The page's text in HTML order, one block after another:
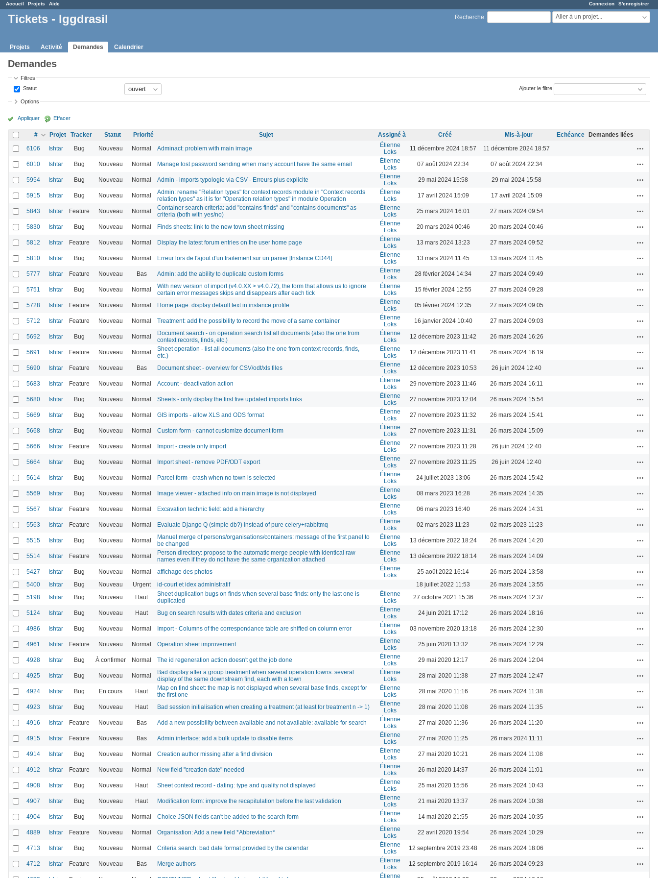
Connexion S'enregistrer
Accueil Projets Aide
Recherche: Aller à un projet...
Tickets - Iggdrasil
Projets Activité Demandes Calendrier
Demandes
Filtres
Statut
Ajouter le filtre
Options
Appliquer Effacer
# Projet Tracker Statut Priorité Sujet Assigné à Créé Mis-à-jour Echéance Demandes liées
6106
Ishtar Bug Nouveau Normal Adminact: problem with main image
Étienne
Loks
11 décembre 2024 18:57 11 décembre 2024 18:57
6010 Ishtar Bug Nouveau Normal Manage lost password sending when many account have the same email
Étienne
Loks
07 août 2024 22:34 07 août 2024 22:34
5954 Ishtar Bug Nouveau Normal Admin - imports typologie via CSV - Erreurs plus explicite
Étienne
Loks
29 mai 2024 15:58 29 mai 2024 15:58
5915 Ishtar Bug Nouveau Normal
Admin: rename "Relation types" for context records module in "Context records
relation types" as it is for "Operation relation types" in module Operation
Étienne
Loks
17 avril 2024 15:09 17 avril 2024 15:09
5843 Ishtar Feature Nouveau Normal
Container search criteria: add "contains finds" and "contains documents" as
criteria (both with yes/no)
Étienne
Loks
25 mars 2024 16:01 27 mars 2024 09:54
5830 Ishtar Bug Nouveau Normal Finds sheets: link to the new town sheet missing
Étienne
Loks
20 mars 2024 00:46 20 mars 2024 00:46
5812 Ishtar Feature Nouveau Normal Display the latest forum entries on the user home page
Étienne
Loks
13 mars 2024 13:23 27 mars 2024 09:52
5810 Ishtar Bug Nouveau Normal Erreur lors de l'ajout d'un traitement sur un panier [Instance CD44]
Étienne
Loks
13 mars 2024 11:45 13 mars 2024 11:45
5777 Ishtar Feature Nouveau Bas Admin: add the ability to duplicate custom forms
Étienne
Loks
28 février 2024 14:34 27 mars 2024 09:49
5751 Ishtar Bug Nouveau Normal
With new version of import (v4.0.XX > v4.0.72), the form that allows us to ignore
certain error messages skips and disappears after each tick
Étienne
Loks
15 février 2024 12:55 27 mars 2024 09:28
5728 Ishtar Feature Nouveau Normal Home page: display default text in instance profile
Étienne
Loks
05 février 2024 12:35 27 mars 2024 09:05
5712 Ishtar Feature Nouveau Normal Treatment: add the possibility to record the move of a same container
Étienne
Loks
16 janvier 2024 10:40 27 mars 2024 09:03
5692 Ishtar Bug Nouveau Normal
Document search - on operation search list all documents (also the one from
context records, finds, etc.)
Étienne
Loks
12 décembre 2023 11:42 26 mars 2024 16:26
5691 Ishtar Feature Nouveau Normal
Sheet operation - list all documents (also the one from context records, finds,
etc.)
Étienne
Loks
12 décembre 2023 11:41 26 mars 2024 16:19
5690 Ishtar Feature Nouveau Bas Document sheet - overview for CSV/odt/xls files
Étienne
Loks
12 décembre 2023 10:53 26 juin 2024 12:40
5683 Ishtar Feature Nouveau Normal Account - deactivation action
Étienne
Loks
29 novembre 2023 11:46 26 mars 2024 16:11
5680 Ishtar Bug Nouveau Normal Sheets - only display the first five updated imports links
Étienne
Loks
27 novembre 2023 12:04 26 mars 2024 15:54
5669 Ishtar Bug Nouveau Normal GIS imports - allow XLS and ODS format
Étienne
Loks
27 novembre 2023 11:32 26 mars 2024 15:41
5668 Ishtar Bug Nouveau Normal Custom form - cannot customize document form
Étienne
Loks
27 novembre 2023 11:31 26 mars 2024 15:09
5666 Ishtar Feature Nouveau Normal Import - create only import
Étienne
Loks
27 novembre 2023 11:28 26 juin 2024 12:40
5664 Ishtar Bug Nouveau Normal Import sheet - remove PDF/ODT export
Étienne
Loks
27 novembre 2023 11:25 26 juin 2024 12:40
5614 Ishtar Bug Nouveau Normal Parcel form - crash when no town is selected
Étienne
Loks
24 juillet 2023 13:06 26 mars 2024 15:42
5569 Ishtar Bug Nouveau Normal Image viewer - attached info on main image is not displayed
Étienne
Loks
08 mars 2023 16:28 26 mars 2024 14:35
5567 Ishtar Feature Nouveau Normal Excavation technic field: add a hierarchy
Étienne
Loks
06 mars 2023 16:40 26 mars 2024 14:31
5563 Ishtar Feature Nouveau Normal Evaluate Django Q (simple db?) instead of pure celery+rabbitmq
Étienne
Loks
02 mars 2023 11:23 02 mars 2023 11:23
5515 Ishtar Bug Nouveau Normal
Manuel merge of persons/organisations/containers: message of the first panel to
be changed
Étienne
Loks
13 décembre 2022 18:24 26 mars 2024 14:20
5514 Ishtar Feature Nouveau Normal
Person directory: propose to the automatic merge people with identical raw
names even if they do not have the same organization attached
Étienne
Loks
13 décembre 2022 18:14 26 mars 2024 14:09
5427 Ishtar Bug Nouveau Normal affichage des photos
Étienne
Loks
25 août 2022 16:14 26 mars 2024 13:58
5400 Ishtar Bug Nouveau Urgent id-court et idex administratif 18 juillet 2022 11:53 26 mars 2024 13:55
5198 Ishtar Bug Nouveau Haut
Sheet duplication bugs on finds when several base finds: only the last one is
duplicated
Étienne
Loks
27 octobre 2021 15:36 26 mars 2024 12:37
5124 Ishtar Bug Nouveau Haut Bug on search results with dates criteria and exclusion
Étienne
Loks
24 juin 2021 17:12 26 mars 2024 18:16
4986 Ishtar Bug Nouveau Normal Import - Columns of the correspondance table are shifted on column error
Étienne
Loks
03 novembre 2020 13:18 26 mars 2024 12:30
4961 Ishtar Feature Nouveau Normal Operation sheet improvement
Étienne
Loks
25 juin 2020 13:32 26 mars 2024 12:29
4928 Ishtar Bug À confirmer Normal The id regeneration action doesn't get the job done
Étienne
Loks
29 mai 2020 12:17 26 mars 2024 12:04
4925 Ishtar Bug Nouveau Normal
Bad display after a group treatment when several operation towns: several
display of the same downstream find, each with a town
Étienne
Loks
28 mai 2020 11:38 27 mars 2024 12:47
4924 Ishtar Bug En cours Haut
Map on find sheet: the map is not displayed when several base finds, except for
the first one
Étienne
Loks
28 mai 2020 11:16 26 mars 2024 11:38
4923 Ishtar Bug Nouveau Haut Bad session initialisation when creating a treatment (at least for treatment n -> 1)
Étienne
Loks
28 mai 2020 11:08 26 mars 2024 11:35
4916 Ishtar Feature Nouveau Bas Add a new possibility between available and not available: available for search
Étienne
Loks
27 mai 2020 11:36 26 mars 2024 11:20
4915 Ishtar Feature Nouveau Bas Admin interface: add a bulk update to disable items
Étienne
Loks
27 mai 2020 11:25 26 mars 2024 11:11
4914 Ishtar Bug Nouveau Normal Creation author missing after a find division
Étienne
Loks
27 mai 2020 10:21 26 mars 2024 11:08
4912 Ishtar Feature Nouveau Normal New field "creation date" needed
Étienne
Loks
26 mai 2020 14:37 26 mars 2024 11:01
4908 Ishtar Bug Nouveau Haut Sheet context record - dating: type and quality not displayed
Étienne
Loks
25 mai 2020 15:56 26 mars 2024 10:43
4907 Ishtar Bug Nouveau Haut Modification form: improve the recapitulation before the last validation
Étienne
Loks
21 mai 2020 13:37 26 mars 2024 10:38
4904 Ishtar Bug Nouveau Normal Choice JSON fields can't be added to the search form
Étienne
Loks
14 mai 2020 21:55 26 mars 2024 10:35
4889 Ishtar Feature Nouveau Normal Organisation: Add a new field *Abbreviation*
Étienne
Loks
22 avril 2020 19:54 26 mars 2024 10:29
4713 Ishtar Bug Nouveau Normal Criteria search: bad date format provided by the calendar
Étienne
Loks
12 septembre 2019 23:48 26 mars 2024 18:06
4712 Ishtar Feature Nouveau Bas Merge authors
Étienne
Loks
12 septembre 2019 16:14 26 mars 2024 09:23
Étienne